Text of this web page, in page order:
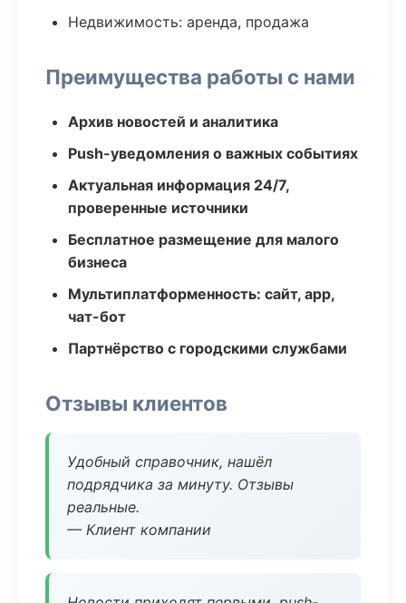
Недвижимость: аренда, продажа
Преимущества работы с нами
Архив новостей и аналитика
Push-уведомления о важных событиях
Актуальная информация 24/7,
проверенные источники
Бесплатное размещение для малого
бизнеса
Мультиплатформенность: сайт, app,
чат-бот
Партнёрство с городскими службами
Отзывы клиентов
Удобный справочник, нашёл
подрядчика за минуту. Отзывы
реальные.
— Клиент компании